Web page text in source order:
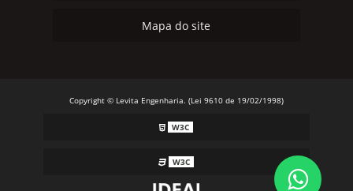
Mapa do site
Copyright © Levita Engenharia. (Lei 9610 de 19/02/1998)
W3C
W3C